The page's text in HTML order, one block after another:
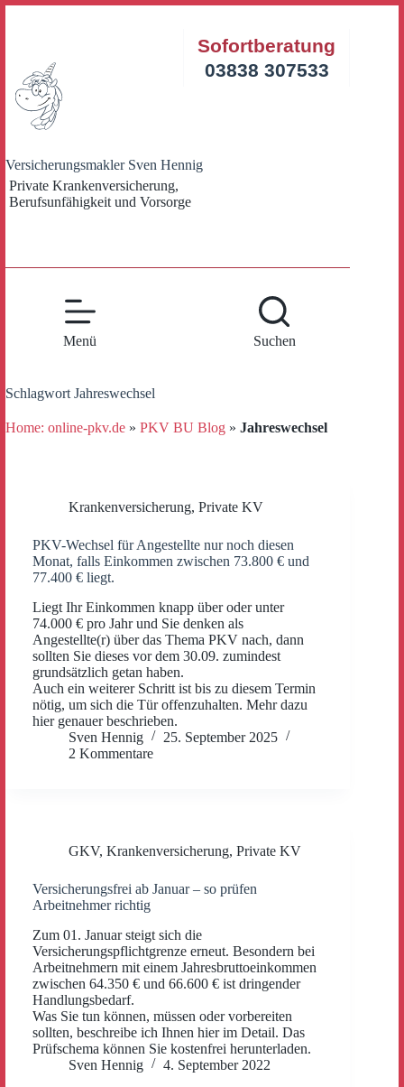
Versicherungsmakler Sven Hennig
Private Krankenversicherung,
Berufsunfähigkeit und Vorsorge
Sofortberatung
03838 307533
Menü Suchen
Schlagwort Jahreswechsel
Home: online-pkv.de » PKV BU Blog » Jahreswechsel
Krankenversicherung, Private KV
PKV-Wechsel für Angestellte nur noch diesen
Monat, falls Einkommen zwischen 73.800 € und
77.400 € liegt.
Liegt Ihr Einkommen knapp über oder unter
74.000 € pro Jahr und Sie denken als
Angestellte(r) über das Thema PKV nach, dann
sollten Sie dieses vor dem 30.09. zumindest
grundsätzlich getan haben.
Auch ein weiterer Schritt ist bis zu diesem Termin
nötig, um sich die Tür offenzuhalten. Mehr dazu
hier genauer beschrieben.
Sven Hennig
25. September 2025
2 Kommentare
GKV, Krankenversicherung, Private KV
Versicherungsfrei ab Januar – so prüfen
Arbeitnehmer richtig
Zum 01. Januar steigt sich die
Versicherungspflichtgrenze erneut. Besondern bei
Arbeitnehmern mit einem Jahresbruttoeinkommen
zwischen 64.350 € und 66.600 € ist dringender
Handlungsbedarf.
Was Sie tun können, müssen oder vorbereiten
sollten, beschreibe ich Ihnen hier im Detail. Das
Prüfschema können Sie kostenfrei herunterladen.
Sven Hennig
4. September 2022